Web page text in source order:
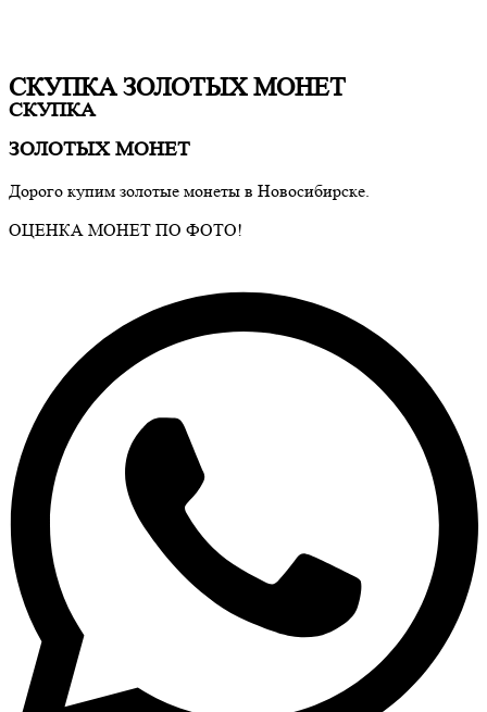
СКУПКА ЗОЛОТЫХ МОНЕТ
СКУПКА
ЗОЛОТЫХ МОНЕТ
Дорого купим золотые монеты в Новосибирске.
ОЦЕНКА МОНЕТ ПО ФОТО!